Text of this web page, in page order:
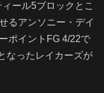
ール5ブロックとこ
るアンソニー・デイ
ポイントFG 4/22で
なったレイカーズが